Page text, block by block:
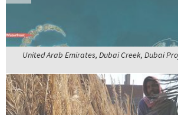
United Arab Emirates, Dubai Creek, Dubai